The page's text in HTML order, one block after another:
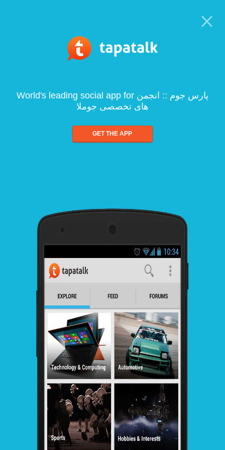
World's leading social app for پارس جوم :: انجمن
های تخصصی جوملا
GET THE APP